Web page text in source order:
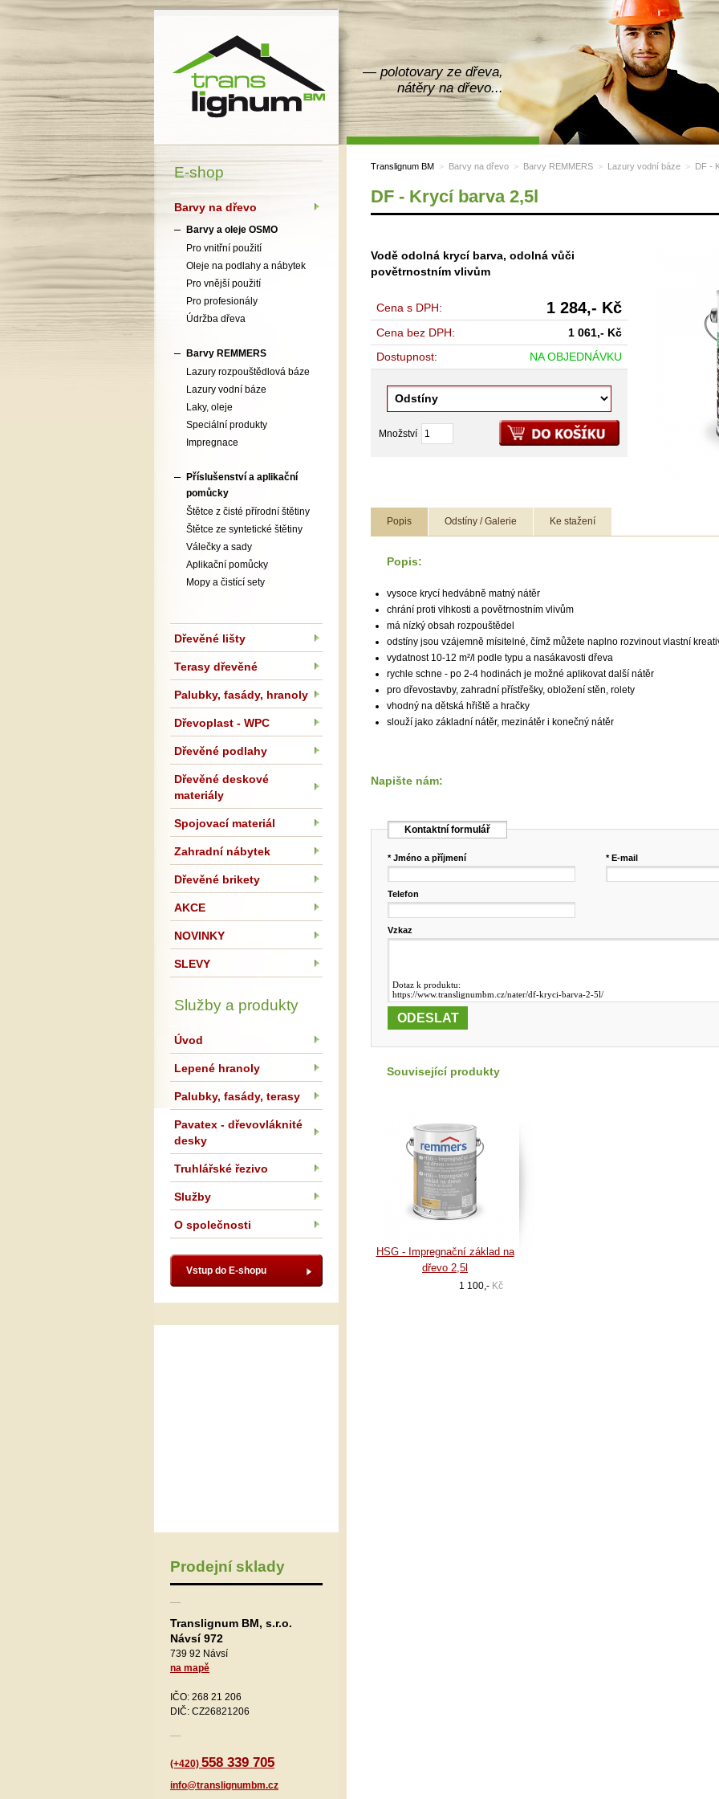
Translignum BM, s.r.o.
— polotovary ze dřeva,
nátěry na dřevo...
Translignum BM > Barvy na dřevo > Barvy REMMERS > Lazury vodní báze > DF -
DF - Krycí barva 2,5l
Vodě odolná krycí barva, odolná vůči
povětrnostním vlivům
Cena s DPH: 1 284,- Kč
Cena bez DPH: 1 061,- Kč
Dostupnost:
NA OBJEDNÁVKU
Množství
Popis Odstíny / Galerie Ke stažení
Popis:
vysoce krycí hedvábně matný nátěr
chrání proti vlhkosti a povětrnostním vlivům
má nízký obsah rozpouštědel
odstíny jsou vzájemně mísitelné, čímž můžete naplno rozvinout vlastní
vydatnost 10-12 m²/l podle typu a nasákavosti dřeva
rychle schne - po 2-4 hodinách je možné aplikovat další nátěr
pro dřevostavby, zahradní přístřešky, obložení stěn, rolety
vhodný na dětská hřiště a hračky
slouží jako základní nátěr, mezinátěr i konečný nátěr
Napište nám:
Kontaktní formulář
* Jméno a příjmení * E-mail
Telefon
Vzkaz
Související produkty
HSG - Impregnační základ na
dřevo 2,5l
1 100,- Kč
E-shop
Barvy na dřevo
Barvy a oleje OSMO
Pro vnitřní použití
Oleje na podlahy a nábytek
Pro vnější použití
Pro profesionály
Údržba dřeva
Barvy REMMERS
Lazury rozpouštědlová báze
Lazury vodní báze
Laky, oleje
Speciální produkty
Impregnace
Příslušenství a aplikační
pomůcky
Štětce z čisté přírodní štětiny
Štětce ze syntetické štětiny
Válečky a sady
Aplikační pomůcky
Mopy a čistící sety
Dřevěné lišty
Terasy dřevěné
Palubky, fasády, hranoly
Dřevoplast - WPC
Dřevěné podlahy
Dřevěné deskové
materiály
Spojovací materiál
Zahradní nábytek
Dřevěné brikety
AKCE
NOVINKY
SLEVY
Služby a produkty
Úvod
Lepené hranoly
Palubky, fasády, terasy
Pavatex - dřevovláknité
desky
Truhlářské řezivo
Služby
O společnosti
Vstup do E-shopu
Prodejní sklady
Translignum BM, s.r.o.
Návsí 972
739 92 Návsí
na mapě
IČO: 268 21 206
DIČ: CZ26821206
(+420) 558 339 705
info@translignumbm.cz